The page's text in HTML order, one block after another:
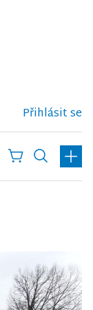
Přihlásit se